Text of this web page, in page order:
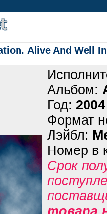
Alive And Well
Альбом:
Год: 2004
Формат
Лэйбл:
Номер в
Срок
товара